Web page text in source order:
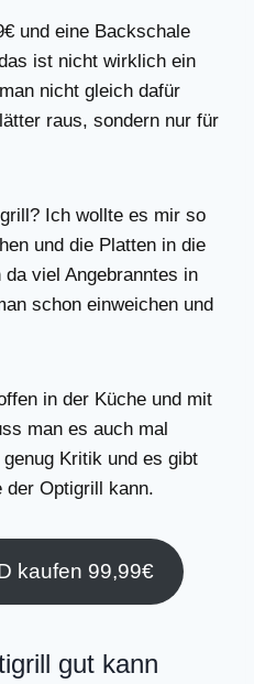
und eine Backschale
ist nicht wirklich ein
nicht gleich dafür
raus, sondern nur für
Ich wollte es mir so
und die Platten in die
viel Angebranntes in
schon einweichen und
in der Küche und mit
man es auch mal
Kritik und es gibt
der Optigrill kann.
kaufen 99,99€
gut kann